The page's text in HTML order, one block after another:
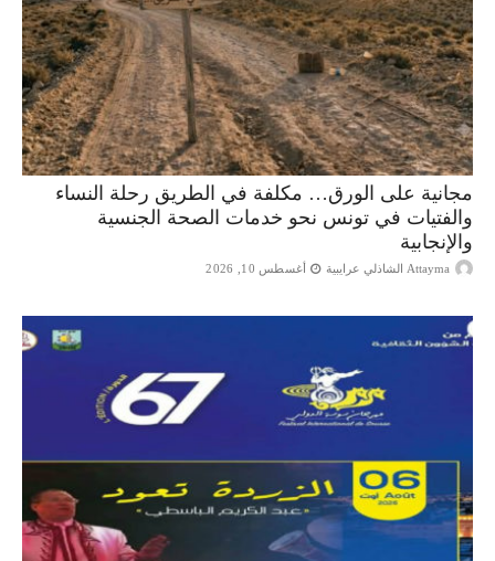
مجانية على الورق… مكلفة في الطريق رحلة النساء
والفتيات في تونس نحو خدمات الصحة الجنسية
والإنجابية
Attayma الشاذلي عرايبية أغسطس 10, 2026